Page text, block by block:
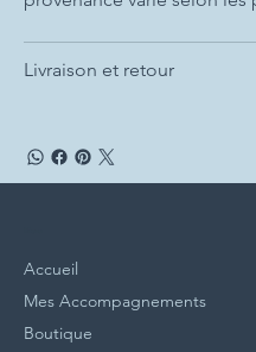
Livraison et retour
Accueil
Mes Accompagnements
Boutique